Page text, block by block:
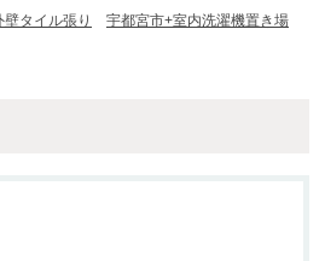
タイル張り 宇都宮市+室内洗濯機置き場